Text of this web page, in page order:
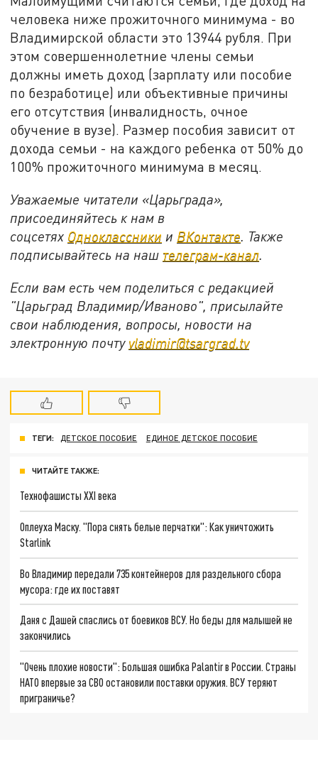
человека ниже прожиточного минимума - во
Владимирской области это 13944 рубля. При
этом совершеннолетние члены семьи
должны иметь доход (зарплату или пособие
по безработице) или объективные причины
его отсутствия (инвалидность, очное
обучение в вузе). Размер пособия зависит от
дохода семьи - на каждого ребенка от 50% до
100% прожиточного минимума в месяц.
Уважаемые читатели «Царьграда»,
присоединяйтесь к нам в
соцсетях Одноклассники и ВКонтакте. Также
подписывайтесь на наш телеграм-канал.
Если вам есть чем поделиться с редакцией
"Царьград Владимир/Иваново", присылайте
свои наблюдения, вопросы, новости на
электронную почту vladimir@tsargrad.tv
ТЕГИ: ДЕТСКОЕ ПОСОБИЕ ЕДИНОЕ ДЕТСКОЕ ПОСОБИЕ
ЧИТАЙТЕ ТАКЖЕ:
Технофашисты XXI века
Оплеуха Маску. "Пора снять белые перчатки": Как уничтожить
Starlink
Во Владимир передали 735 контейнеров для раздельного сбора
мусора: где их поставят
Даня с Дашей спаслись от боевиков ВСУ. Но беды для малышей не
закончились
"Очень плохие новости": Большая ошибка Palantir в России. Страны
НАТО впервые за СВО остановили поставки оружия. ВСУ теряют
приграничье?